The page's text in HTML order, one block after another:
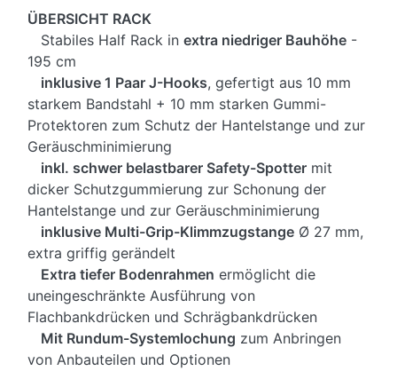
ÜBERSICHT RACK
Stabiles Half Rack in extra niedriger Bauhöhe -
195 cm
inklusive 1 Paar J-Hooks, gefertigt aus 10 mm
starkem Bandstahl + 10 mm starken Gummi-
Protektoren zum Schutz der Hantelstange und zur
Geräuschminimierung
inkl. schwer belastbarer Safety-Spotter mit
dicker Schutzgummierung zur Schonung der
Hantelstange und zur Geräuschminimierung
inklusive Multi-Grip-Klimmzugstange Ø 27 mm,
extra griffig gerändelt
Extra tiefer Bodenrahmen ermöglicht die
uneingeschränkte Ausführung von
Flachbankdrücken und Schrägbankdrücken
Mit Rundum-Systemlochung zum Anbringen
von Anbauteilen und Optionen